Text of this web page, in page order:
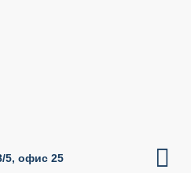
5, офис 25 